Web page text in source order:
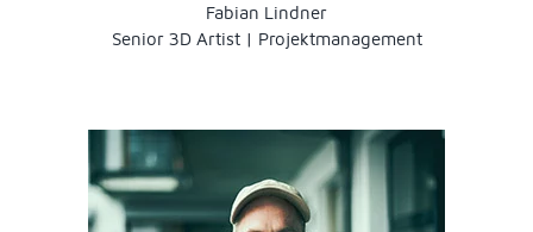
Fabian Lindner
Senior 3D Artist | Projektmanagement